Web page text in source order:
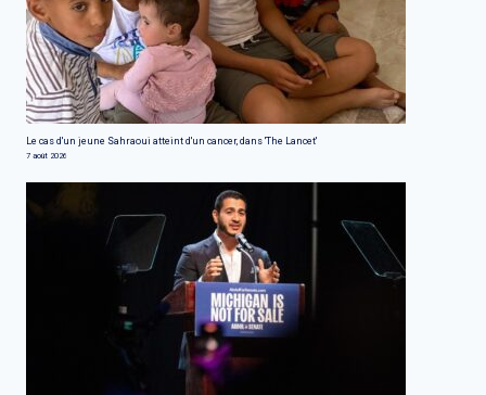
Le cas d'un jeune Sahraoui atteint d'un cancer, dans 'The Lancet'
7 août 2026